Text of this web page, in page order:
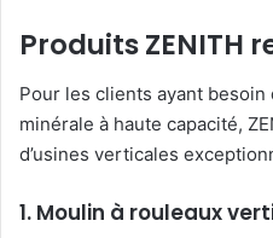
Produits ZENITH
Pour les clients ayant besoin
minérale à haute capacité,
d’usines verticales
1. Moulin à rouleaux